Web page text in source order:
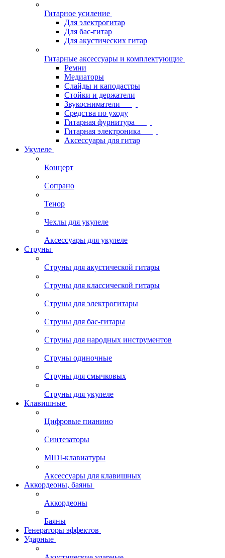
Гитарное усиление
Для электрогитар
Для бас-гитар
Для акустических гитар
Гитарные аксессуары и комплектующие
Ремни
Медиаторы
Слайды и каподастры
Стойки и держатели
Звукосниматели
Средства по уходу
Гитарная фурнитура
Гитарная электроника
Аксессуары для гитар
Укулеле
Концерт
Сопрано
Тенор
Чехлы для укулеле
Аксессуары для укулеле
Струны
Струны для акустической гитары
Струны для классической гитары
Струны для электрогитары
Струны для бас-гитары
Струны для народных инструментов
Струны одиночные
Струны для смычковых
Струны для укулеле
Клавишные
Цифровые пианино
Синтезаторы
MIDI-клавиатуры
Аксессуары для клавишных
Аккордеоны, баяны
Аккордеоны
Баяны
Генераторы эффектов
Ударные